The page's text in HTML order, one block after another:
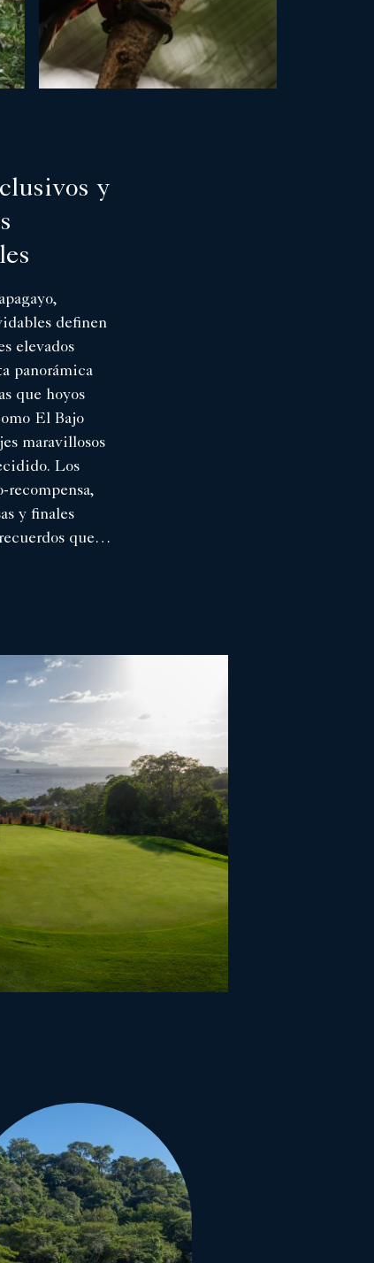
y
definen
elevados
panorámica
que hoyos
El Bajo
maravillosos
Los
recompensa,
y finales
que